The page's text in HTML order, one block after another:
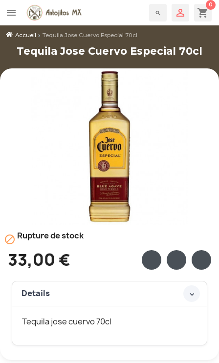
menu search  shopping_cart
0
Accueil Tequila Jose Cuervo Especial 70cl
Tequila Jose Cuervo Especial 70cl
 Rupture de stock
33,00 €
Details
Tequila jose cuervo 70cl